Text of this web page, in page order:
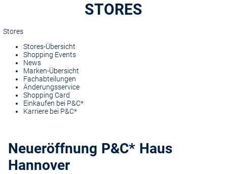
STORES
Stores
Stores-Übersicht
Shopping Events
News
Marken-Übersicht
Fachabteilungen
Änderungsservice
Shopping Card
Einkaufen bei P&C*
Karriere bei P&C*
Neueröffnung P&C* Haus
Hannover